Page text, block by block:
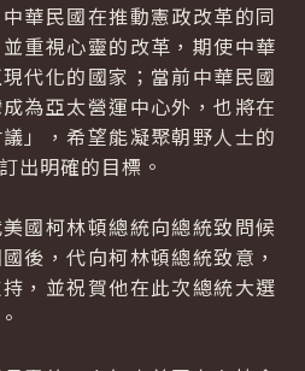
民國在推動憲政改革的同
重視心靈的改革，期使中華
代化的國家；當前中華民國
為亞太營運中心外，也將在
」，希望能凝聚朝野人士的
出明確的目標。
柯林頓總統向總統致問候
後，代向柯林頓總統致意，
，並祝賀他在此次總統大選